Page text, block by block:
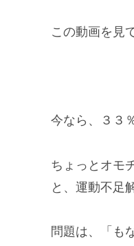
この動画を見
今なら、３３
ちょっとオモ
と、運動不足
問題は、「も